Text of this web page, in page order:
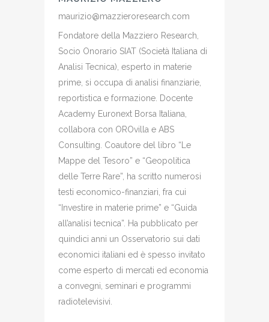
maurizio@mazzieroresearch.com
Fondatore della Mazziero Research,
Socio Onorario SIAT (Società Italiana di
Analisi Tecnica), esperto in materie
prime, si occupa di analisi finanziarie,
reportistica e formazione. Docente
Academy Euronext Borsa Italiana,
collabora con OROvilla e ABS
Consulting. Coautore del libro “Le
Mappe del Tesoro” e “Geopolitica
delle Terre Rare”, ha scritto numerosi
testi economico-finanziari, fra cui
“Investire in materie prime” e “Guida
all’analisi tecnica”. Ha pubblicato per
quindici anni un Osservatorio sui dati
economici italiani ed è spesso invitato
come esperto di mercati ed economia
a convegni, seminari e programmi
radiotelevisivi.